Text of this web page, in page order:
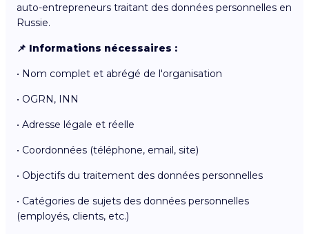
auto-entrepreneurs traitant des données personnelles en
Russie.
📌 Informations nécessaires :
• Nom complet et abrégé de l'organisation
• OGRN, INN
• Adresse légale et réelle
• Coordonnées (téléphone, email, site)
• Objectifs du traitement des données personnelles
• Catégories de sujets des données personnelles
(employés, clients, etc.)